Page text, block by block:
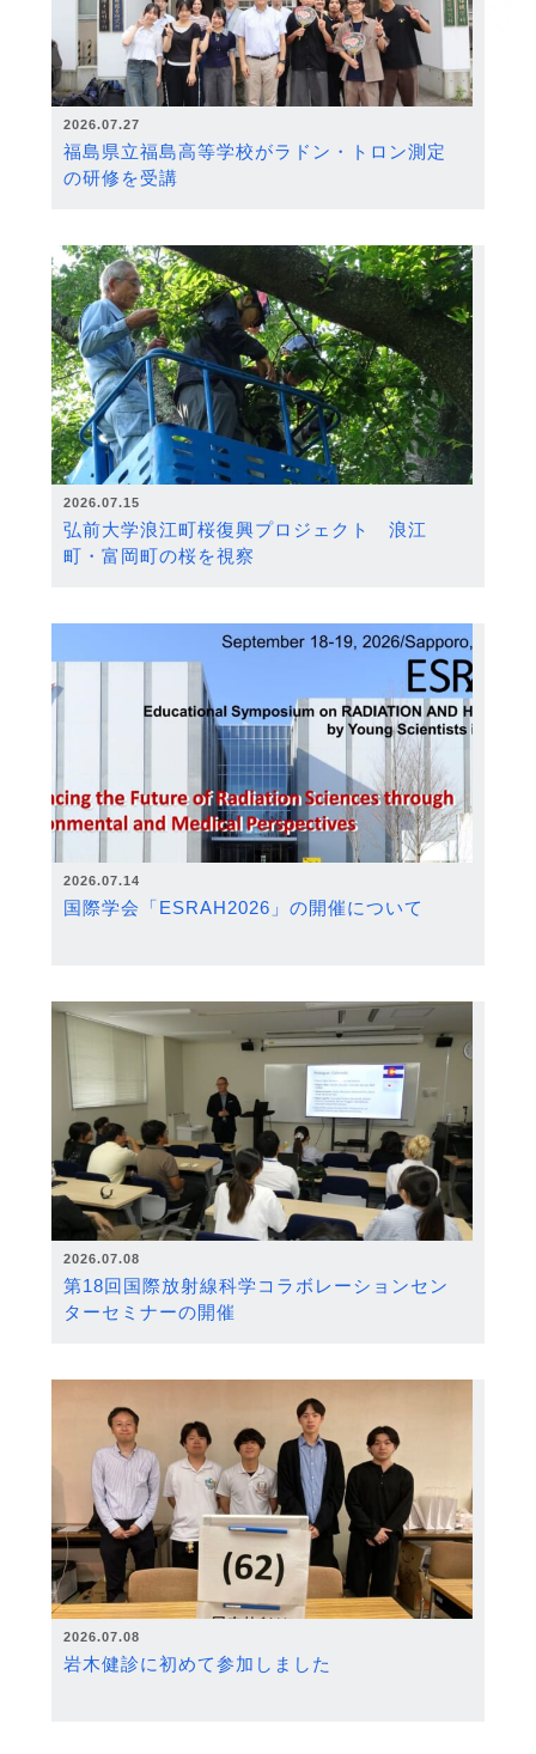
2026.07.27
福島県立福島高等学校がラドン・トロン測定
の研修を受講
2026.07.15
弘前大学浪江町桜復興プロジェクト 浪江
町・富岡町の桜を視察
2026.07.14
国際学会「ESRAH2026」の開催について
2026.07.08
第18回国際放射線科学コラボレーションセン
ターセミナーの開催
2026.07.08
岩木健診に初めて参加しました